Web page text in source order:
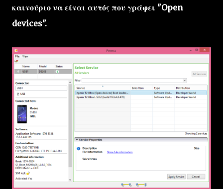
καινούριο να είναι αυτός που γράφει "Open
devices".